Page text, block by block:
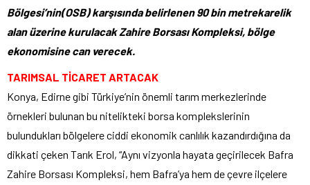
Bölgesi’nin(OSB) karşısında belirlenen 90 bin metrekarelik
alan üzerine kurulacak Zahire Borsası Kompleksi, bölge
ekonomisine can verecek.
TARIMSAL TİCARET ARTACAK
Konya, Edirne gibi Türkiye’nin önemli tarım merkezlerinde
örnekleri bulunan bu nitelikteki borsa komplekslerinin
bulundukları bölgelere ciddi ekonomik canlılık kazandırdığına da
dikkati çeken Tarık Erol, “Aynı vizyonla hayata geçirilecek Bafra
Zahire Borsası Kompleksi, hem Bafra’ya hem de çevre ilçelere